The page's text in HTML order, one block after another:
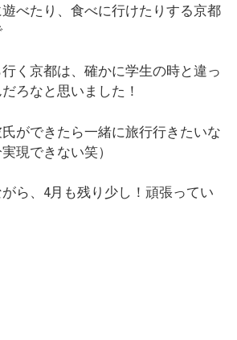
べたり、食べに行けたりする京都
く京都は、確かに学生の時と違っ
ろなと思いました！
ができたら一緒に旅行行きたいな
現できない笑）
ら、4月も残り少し！頑張ってい